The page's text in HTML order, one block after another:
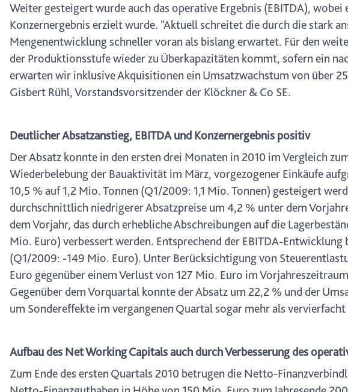
Weiter gesteigert wurde auch das operative Ergebnis (EBITDA),
Konzernergebnis erzielt wurde. "Aktuell schreitet die durch die stark
Mengenentwicklung schneller voran als bislang erwartet. Für den
der Produktionsstufe wieder zu Überkapazitäten kommt, sofern ein
erwarten wir inklusive Akquisitionen ein Umsatzwachstum von über
Gisbert Rühl, Vorstandsvorsitzender der Klöckner & Co SE.
Deutlicher Absatzanstieg, EBITDA und Konzernergebnis positiv
Der Absatz konnte in den ersten drei Monaten in 2010 im Vergleich
Wiederbelebung der Bauaktivität im März, vorgezogener Einkäufe
10,5 % auf 1,2 Mio. Tonnen (Q1/2009: 1,1 Mio. Tonnen) gesteigert
durchschnittlich niedrigerer Absatzpreise um 4,2 % unter dem
dem Vorjahr, das durch erhebliche Abschreibungen auf die
Mio. Euro) verbessert werden. Entsprechend der EBITDA-
(Q1/2009: -149 Mio. Euro). Unter Berücksichtigung von
Euro gegenüber einem Verlust von 127 Mio. Euro im
Gegenüber dem Vorquartal konnte der Absatz um 22,2 % und der
um Sondereffekte im vergangenen Quartal sogar mehr als
Aufbau des Net Working Capitals auch durch Verbesserung des
Zum Ende des ersten Quartals 2010 betrugen die Netto-